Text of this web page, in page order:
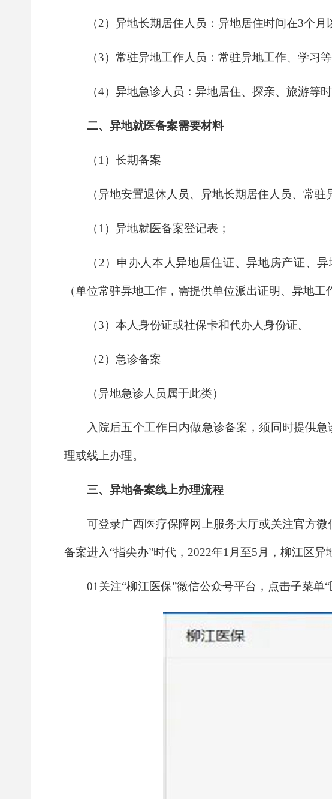
（2）异地长期居住人员：异地居住时间在3个月
（3）常驻异地工作人员：常驻异地工作、学习
（4）异地急诊人员：异地居住、探亲、旅游等
二、异地就医备案需要材料
（1）长期备案
（异地安置退休人员、异地长期居住人员、常驻
（1）异地就医备案登记表；
（2）申办人本人异地居住证、异地房产证、
（单位常驻异地工作，需提供单位派出证明、异地
（3）本人身份证或社保卡和代办人身份证。
（2）急诊备案
（异地急诊人员属于此类）
入院后五个工作日内做急诊备案，须同时提供
理或线上办理。
三、异地备案线上办理流程
可登录广西医疗保障网上服务大厅或关注官方
备案进入“指尖办”时代，2022年1月至5月，柳江区异
01关注“柳江医保”微信公众号平台，点击子菜单